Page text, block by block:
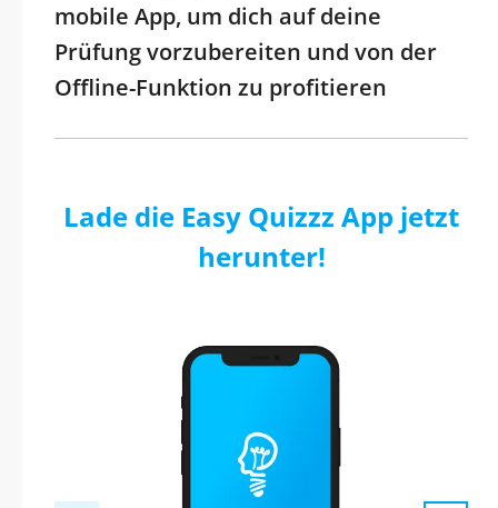
mobile App, um dich auf deine
Prüfung vorzubereiten und von der
Offline-Funktion zu profitieren
Lade die Easy Quizzz App jetzt
herunter!